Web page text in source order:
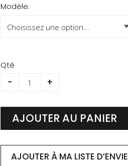
Modèle:
Qté
- +
AJOUTER AU PANIER
AJOUTER À MA LISTE D’ENVIE